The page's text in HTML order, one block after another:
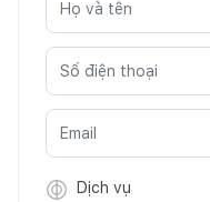
Dịch vụ